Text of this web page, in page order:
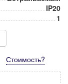
IP20
1
Стоимость?